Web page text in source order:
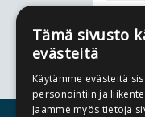
Tämä sivusto
evästeitä
Käytämme evästeitä
personointiin ja
Jaamme myös tietoja